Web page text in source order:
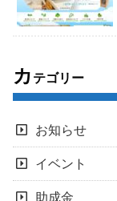
カ テゴリー
お知らせ
イベント
助成金